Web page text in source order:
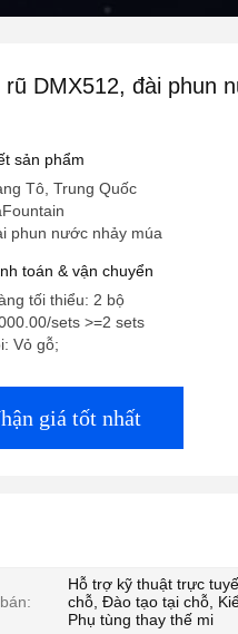
DMX512, đài phun
sản phẩm
Tô, Trung Quốc
phun nước nhảy múa
toán & vận chuyển
tối thiểu: 2 bộ
sets >=2 sets
Vỏ gỗ;
giá tốt nhất
Hỗ trợ kỹ thuật trực
chỗ, Đào tạo tại chỗ,
Phụ tùng thay thế mi